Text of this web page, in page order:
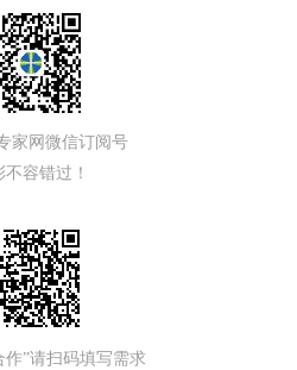
家网微信订阅号
不容错过！
作”请扫码填写需求